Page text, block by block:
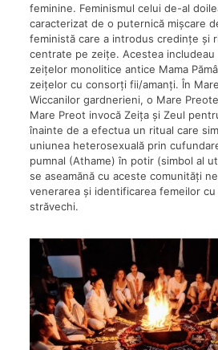
feminine. Feminismul celui de-al
caracterizat de o puternică mișcare
feministă care a introdus credințe și
centrate pe zeițe. Acestea includeau
zeițelor monolitice antice Mama
zeițelor cu consorți fii/amanți. În
Wiccanilor gardnerieni, o Mare
Mare Preot invocă Zeița și Zeul
înainte de a efectua un ritual care
uniunea heterosexuală prin
pumnal (Athame) în potir (simbol al
se aseamănă cu aceste comunități
venerarea și identificarea femeilor
străvechi.